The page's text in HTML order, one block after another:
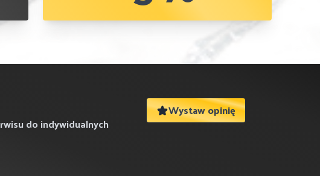
do indywidualnych
Wystaw opinię